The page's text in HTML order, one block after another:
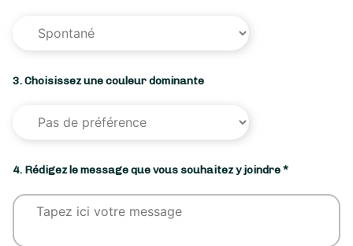
3. Choisissez une couleur dominante
4. Rédigez le message que vous souhaitez y joindre *